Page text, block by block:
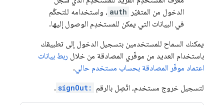
الدخول من المتغيّر
auth ، واستخدامه للتحكّم
في البيانات التي يمكن للمستخدِم الوصول إليها.
يمكنك السماح للمستخدمين بتسجيل الدخول إلى تطبيقك
باستخدام العديد من موفّري المصادقة من خلال ربط بيانات
اعتماد موفّر المصادقة بحساب مستخدم حالي.
لتسجيل خروج مستخدم، اتّصِل بالرقم
signOut:
.